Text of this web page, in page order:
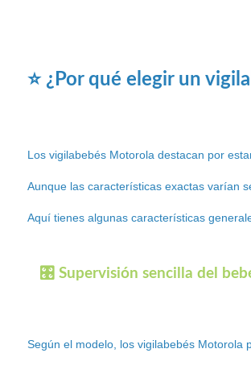
⭐ ¿Por qué elegir un
Los vigilabebés Motorola destacan por
Aunque las características exactas varían
Aquí tienes algunas características
🎛️ Supervisión sencilla del
Según el modelo, los vigilabebés Motorola